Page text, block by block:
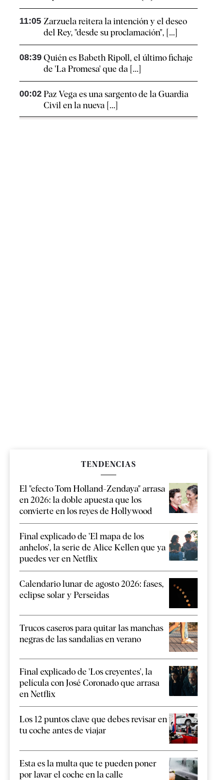
11:05 Zarzuela reitera la intención y el deseo
del Rey, "desde su proclamación", [...]
08:39 Quién es Babeth Ripoll, el último fichaje
de 'La Promesa' que da [...]
00:02 Paz Vega es una sargento de la Guardia
Civil en la nueva [...]
TENDENCIAS
El "efecto Tom Holland-Zendaya" arrasa
en 2026: la doble apuesta que los
convierte en los reyes de Hollywood
Final explicado de 'El mapa de los
anhelos', la serie de Alice Kellen que ya
puedes ver en Netflix
Calendario lunar de agosto 2026: fases,
eclipse solar y Perseidas
Trucos caseros para quitar las manchas
negras de las sandalias en verano
Final explicado de 'Los creyentes', la
película con José Coronado que arrasa
en Netflix
Los 12 puntos clave que debes revisar en
tu coche antes de viajar
Esta es la multa que te pueden poner
por lavar el coche en la calle